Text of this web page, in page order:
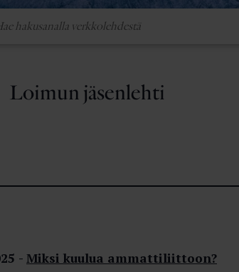
Loimun jäsenlehti
Miksi kuulua ammattiliittoon?